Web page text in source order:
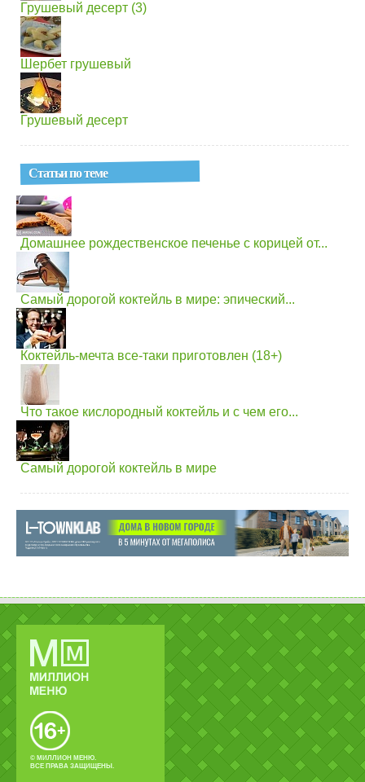
Грушевый десерт (3)
Шербет грушевый
Грушевый десерт
Статьи по теме
Домашнее рождественское печенье с корицей от...
Самый дорогой коктейль в мире: эпический...
Коктейль-мечта все-таки приготовлен (18+)
Что такое кислородный коктейль и с чем его...
Самый дорогой коктейль в мире
© МИЛЛИОН МЕНЮ.
ВСЕ ПРАВА ЗАЩИЩЕНЫ.